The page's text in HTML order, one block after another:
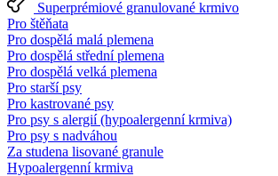
Superprémiové granulované krmivo
Pro štěňata
Pro dospělá malá plemena
Pro dospělá střední plemena
Pro dospělá velká plemena
Pro starší psy
Pro kastrované psy
Pro psy s alergií (hypoalergenní krmiva)
Pro psy s nadváhou
Za studena lisované granule
Hypoalergenní krmiva